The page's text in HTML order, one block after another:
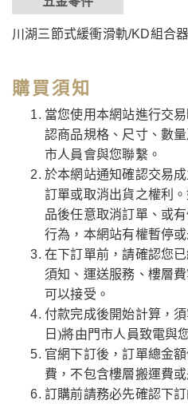
川湖三節式緩衝滑軌/KD組合
購買須知
當您使用本網站進行交
認商品規格、尺寸、數
市人員會與您聯繫。
於本網站通知確認交易
訂單或取消出貨之權利
品後任意取消訂單、或
行為，本網站有權暫停
在下訂單前，請確認您
須知、運送服務、樓層
可以接受。
付款完成後開始計算，
日)將由門市人員致電與
官網下訂後，訂單總金
費，不包含樓層搬運費
訂購前請務必先確認下